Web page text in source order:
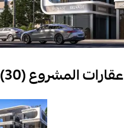
عقارات المشروع (30)